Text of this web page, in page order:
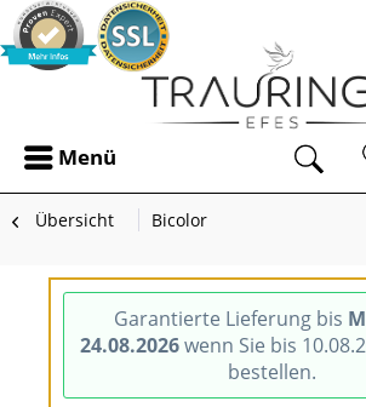
Menü
Übersicht Bicolor
Garantierte Lieferung bis
24.08.2026wenn Sie bis
bestellen.